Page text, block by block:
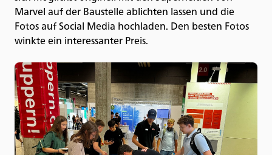
Marvel auf der Baustelle ablichten lassen und die
Fotos auf Social Media hochladen. Den besten Fotos
winkte ein interessanter Preis.